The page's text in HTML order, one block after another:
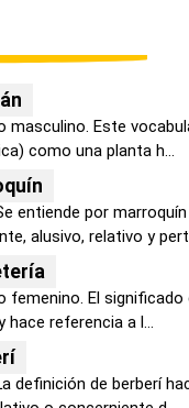
masculino. Este
como una planta h...
entiende por
alusivo, relativo y
femenino. El
hace referencia a l...
definición de berberí